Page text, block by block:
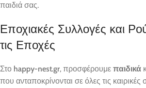
παιδιά σας.
Εποχιακές Συλλογές και
τις Εποχές
Στο happy-nest.gr, προσφέρουμε παιδικά
που ανταποκρίνονται σε όλες τις καιρικές